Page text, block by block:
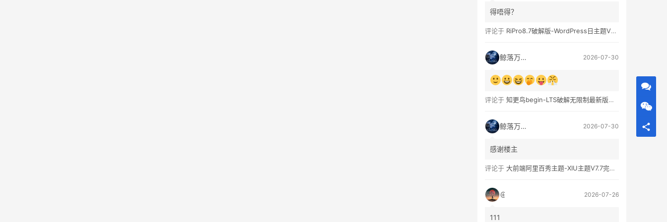
得唔得？
评论于 RiPro8.7破解版-WordPress日主题V8.7完整无限制版下载
鲸落万物生 2026-07-30
评论于 知更鸟begin-LTS破解无限制最新版WordPress主题模板
鲸落万物生 2026-07-30
感谢楼主
评论于 大前端阿里百秀主题-XIU主题V7.7完美破解无限制版
2026-07-26
111